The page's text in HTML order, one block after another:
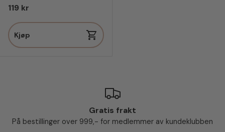
Vanlig pris
119 kr
Kjøp
Gratis frakt
På bestillinger over 999,- for medlemmer av kundeklubben